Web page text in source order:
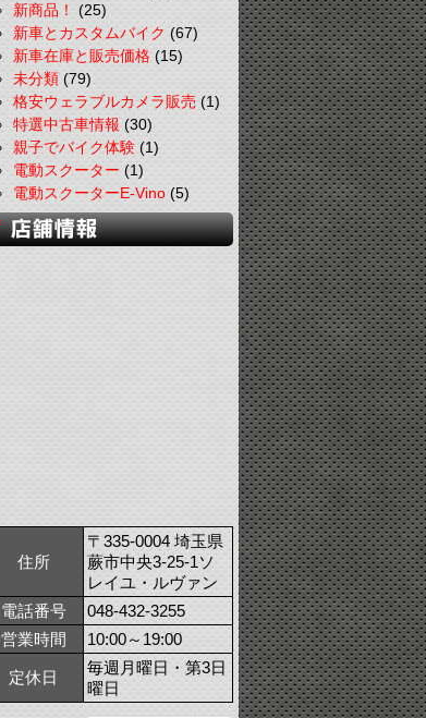
新商品！(25)
新車とカスタムバイク(67)
新車在庫と販売価格(15)
未分類(79)
格安ウェラブルカメラ販売(1)
特選中古車情報(30)
親子でバイク体験(1)
電動スクーター(1)
電動スクーターE-Vino(5)
住所
〒335-0004 埼玉県
蕨市中央3-25-1ソ
レイユ・ルヴァン
電話番号
048-432-3255
営業時間
10:00～19:00
定休日
毎週月曜日・第3日
曜日